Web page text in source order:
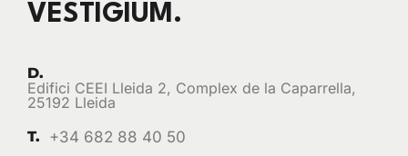
VESTIGIUM.
D.
Edifici CEEI Lleida 2, Complex de la Caparrella,
25192 Lleida
T. +34 682 88 40 50